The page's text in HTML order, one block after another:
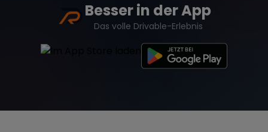
Besser in der App
Das volle Drivable-Erlebnis